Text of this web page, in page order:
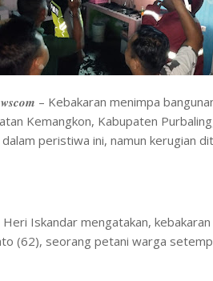
– Kebakaran menimpa
Kemangkon, Kabupaten
peristiwa ini, namun kerugian
Iskandar mengatakan,
(62), seorang petani warga